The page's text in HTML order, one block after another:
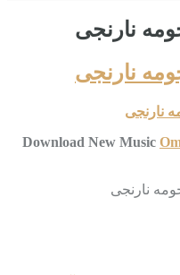
نارنجی
نارنجی
نارنجی
Download New Music